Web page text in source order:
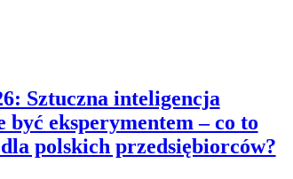
Sztuczna inteligencja
być eksperymentem – co to
polskich przedsiębiorców?